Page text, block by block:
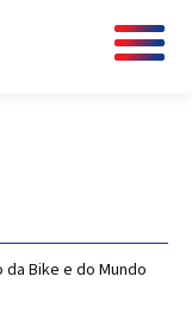
Bike e do Mundo